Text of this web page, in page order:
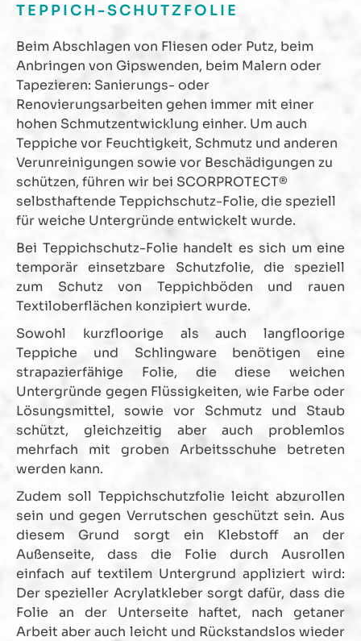
TEPPICH-SCHUTZFOLIE
Beim Abschlagen von Fliesen oder Putz, beim
Anbringen von Gipswenden, beim Malern oder
Tapezieren: Sanierungs- oder
Renovierungsarbeiten gehen immer mit einer
hohen Schmutzentwicklung einher. Um auch
Teppiche vor Feuchtigkeit, Schmutz und anderen
Verunreinigungen sowie vor Beschädigungen zu
schützen, führen wir bei SCORPROTECT®
selbsthaftende Teppichschutz-Folie, die speziell
für weiche Untergründe entwickelt wurde.
Bei Teppichschutz-Folie handelt es sich um eine
temporär einsetzbare Schutzfolie, die speziell
zum Schutz von Teppichböden und rauen
Textiloberflächen konzipiert wurde.
Sowohl kurzfloorige als auch langfloorige
Teppiche und Schlingware benötigen eine
strapazierfähige Folie, die diese weichen
Untergründe gegen Flüssigkeiten, wie Farbe oder
Lösungsmittel, sowie vor Schmutz und Staub
schützt, gleichzeitig aber auch problemlos
mehrfach mit groben Arbeitsschuhe betreten
werden kann.
Zudem soll Teppichschutzfolie leicht abzurollen
sein und gegen Verrutschen geschützt sein. Aus
diesem Grund sorgt ein Klebstoff an der
Außenseite, dass die Folie durch Ausrollen
einfach auf textilem Untergrund appliziert wird:
Der spezieller Acrylatkleber sorgt dafür, dass die
Folie an der Unterseite haftet, nach getaner
Arbeit aber auch leicht und Rückstandslos wieder